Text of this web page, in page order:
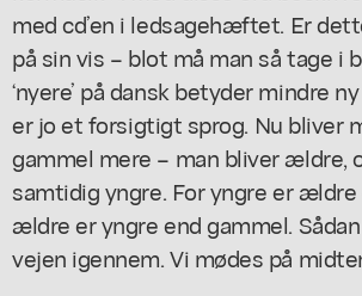
med cd’en i ledsagehæftet. Er
på sin vis – blot må man så tage i
‘nyere’ på dansk betyder mindre ny
er jo et forsigtigt sprog. Nu bliver
gammel mere – man bliver ældre,
samtidig yngre. For yngre er ældre
ældre er yngre end gammel.
vejen igennem. Vi mødes på